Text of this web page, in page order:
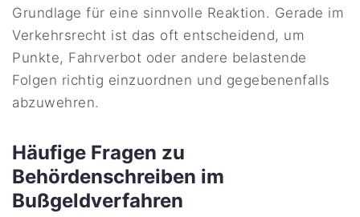
Grundlage für eine sinnvolle Reaktion. Gerade im
Verkehrsrecht ist das oft entscheidend, um
Punkte, Fahrverbot oder andere belastende
Folgen richtig einzuordnen und gegebenenfalls
abzuwehren.
Häufige Fragen zu
Behördenschreiben im
Bußgeldverfahren